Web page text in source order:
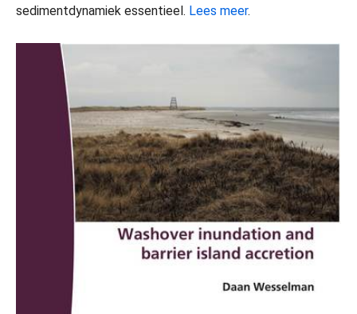
sedimentdynamiek essentieel. Lees meer.